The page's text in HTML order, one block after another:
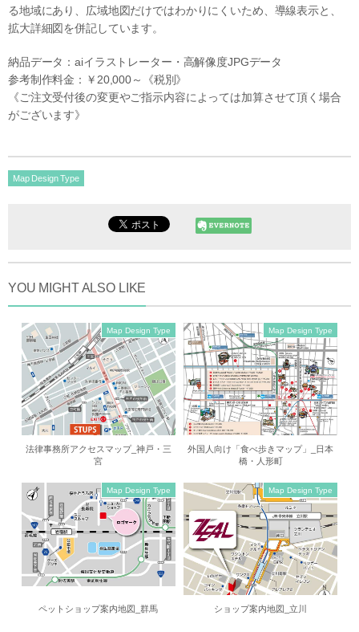
る地域にあり、広域地図だけではわかりにくいため、導線表示と、
拡大詳細図を併記しています。
納品データ：aiイラストレーター・高解像度JPGデータ
参考制作料金：￥20,000～《税別》
《ご注文受付後の変更やご指示内容によっては加算させて頂く場合
がございます》
Map Design Type
YOU MIGHT ALSO LIKE
Map Design Type
法律事務所アクセスマップ_神戸・三
宮
Map Design Type
外国人向け「食べ歩きマップ」_日本
橋・人形町
Map Design Type
ペットショップ案内地図_群馬
Map Design Type
ショップ案内地図_立川